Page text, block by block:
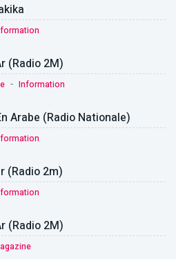
(Radio 2M)
- Information
Arabe (Radio Nationale)
(Radio 2m)
(Radio 2M)